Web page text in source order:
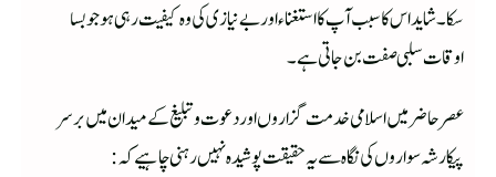
سکا ۔ شاید اس کاسبب آپ کا استغناء اور بے نیازی کی وہ کیفیت رہی ہو جو بسا
اوقات سلبی صفت بن جاتی ہے ۔
عصر حاضر میں اسلامی خدمت گزاروں اور دعوت و تبلیغ کے میدان میں بر سر
پیکار شہ سواروں کی نگاہ سے یہ حقیقت پوشیدہ نہیں رہنی چاہیے کہ :